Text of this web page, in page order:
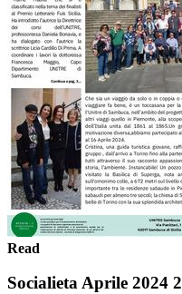
Read
Socialieta Aprile 2024 2